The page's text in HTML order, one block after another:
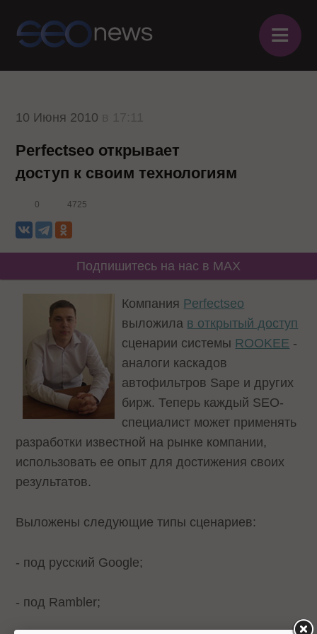
≡
10 Июня 2010
Perfectseo открывает
доступ к своим технологиям
0 4725
Подпишитесь на нас в MAX
Компания Perfectseo
выложила в открытый доступ
сценарии системы ROOKEE -
аналоги каскадов
автофильтров Sape и других
бирж. Теперь каждый SEO-
специалист может применять
разработки известной на рынке компании,
использовать ее опыт для достижения своих
результатов.
Выложены следующие типы сценариев:
- под русский Google;
- под Rambler;